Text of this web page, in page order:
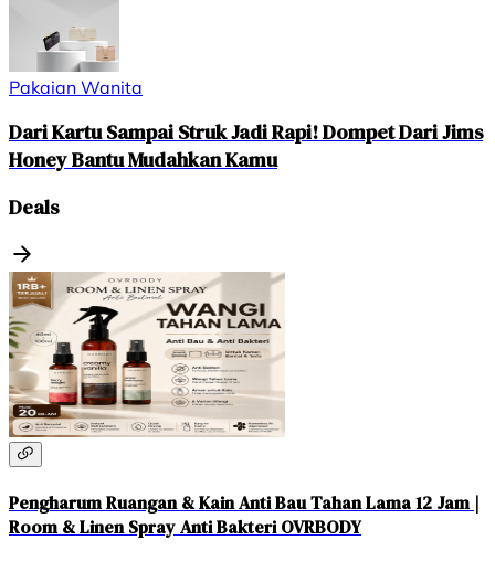
Pakaian Wanita
Dari Kartu Sampai Struk Jadi Rapi! Dompet Dari Jims
Honey Bantu Mudahkan Kamu
Deals
Pengharum Ruangan & Kain Anti Bau Tahan Lama 12 Jam |
Room & Linen Spray Anti Bakteri OVRBODY